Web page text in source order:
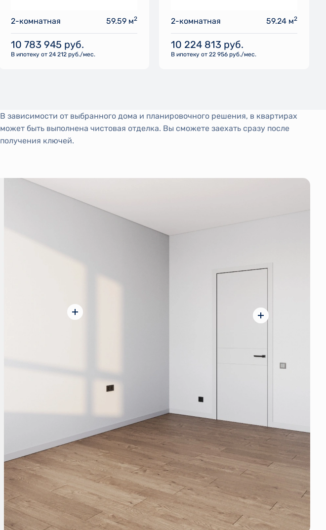
2-комнатная 59.59 м2
10 783 945 руб.
В ипотеку от 24 212 руб./мес.
2-комнатная 59.24 м2
10 224 813 руб.
В ипотеку от 22 956 руб./мес.
В зависимости от выбранного дома и планировочного решения, в квартирах
может быть выполнена чистовая отделка. Вы сможете заехать сразу после
получения ключей.